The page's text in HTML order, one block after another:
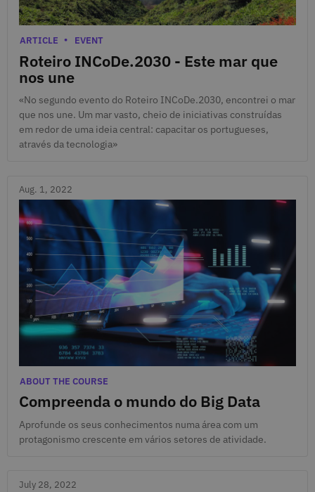
Roteiro INCoDe.2030 - Este mar que
nos une
Aug. 10, 2022
Categories
ARTICLE EVENT
«No segundo evento do Roteiro INCoDe.2030, encontrei o mar
que nos une. Um mar vasto, cheio de iniciativas construídas
em redor de uma ideia central: capacitar os portugueses,
através da tecnologia»
Aug. 1, 2022
Compreenda o mundo do Big Data
Aug. 1, 2022
Categories
ABOUT THE COURSE
Aprofunde os seus conhecimentos numa área com um
protagonismo crescente em vários setores de atividade.
July 28, 2022